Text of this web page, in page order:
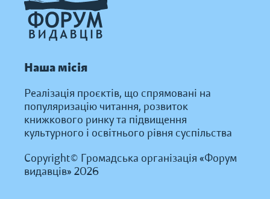
Наша місія
Реалізація проєктів, що спрямовані на
популяризацію читання, розвиток
книжкового ринку та підвищення
культурного і освітнього рівня суспільства
Copyright© Громадська організація «Форум
видавців» 2026